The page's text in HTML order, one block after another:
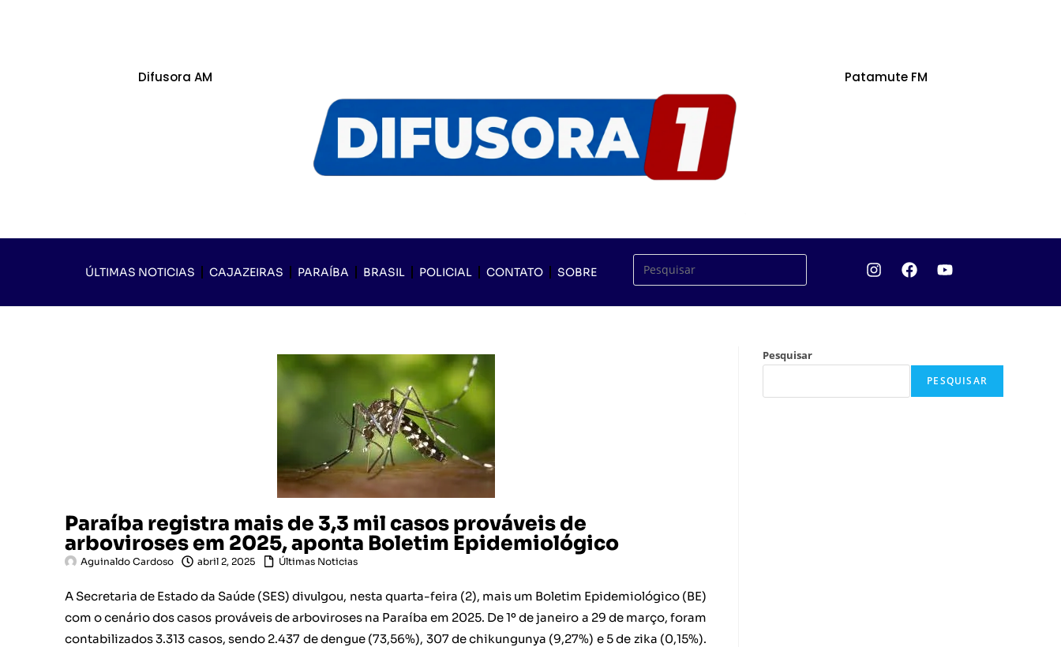
Difusora AM Patamute FM
ÚLTIMAS NOTICIAS CAJAZEIRAS PARAÍBA BRASIL POLICIAL CONTATO SOBRE
Paraíba registra mais de 3,3 mil casos prováveis de
arboviroses em 2025, aponta Boletim Epidemiológico
Aguinaldo Cardoso abril 2, 2025 Últimas Noticias
A Secretaria de Estado da Saúde (SES) divulgou, nesta quarta-feira (2), mais um Boletim Epidemiológico (BE)
com o cenário dos casos prováveis de arboviroses na Paraíba em 2025. De 1º de janeiro a 29 de março, foram
contabilizados 3.313 casos, sendo 2.437 de dengue (73,56%), 307 de chikungunya (9,27%) e 5 de zika (0,15%).
Pesquisar
PESQUISAR